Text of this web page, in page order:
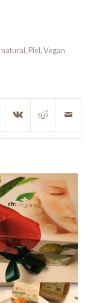
natural , Piel , Vegan